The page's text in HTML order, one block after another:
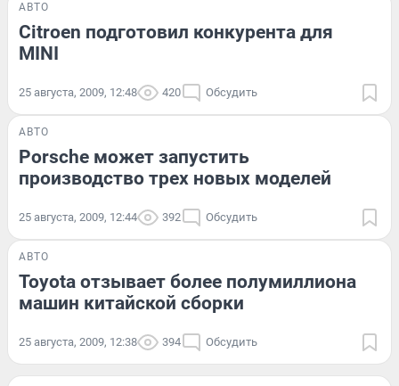
АВТО
Citroen подготовил конкурента для
MINI
25 августа, 2009, 12:48 420 Обсудить
АВТО
Porsche может запустить
производство трех новых моделей
25 августа, 2009, 12:44 392 Обсудить
АВТО
Toyota отзывает более полумиллиона
машин китайской сборки
25 августа, 2009, 12:38 394 Обсудить